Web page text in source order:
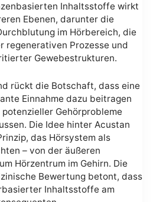
Inhaltsstoffe wirkt
Ebenen, darunter die
im Hörbereich, die
regenerativen Prozesse und
Gewebestrukturen.
rückt die Botschaft, dass eine
Einnahme dazu beitragen
Gehörprobleme
Die Idee hinter Acustan
das Hörsystem als
– von der äußeren
Hörzentrum im Gehirn. Die
Bewertung betont, dass
Inhaltsstoffe am